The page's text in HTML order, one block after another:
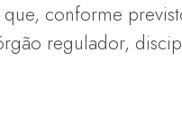
conforme
regulador,